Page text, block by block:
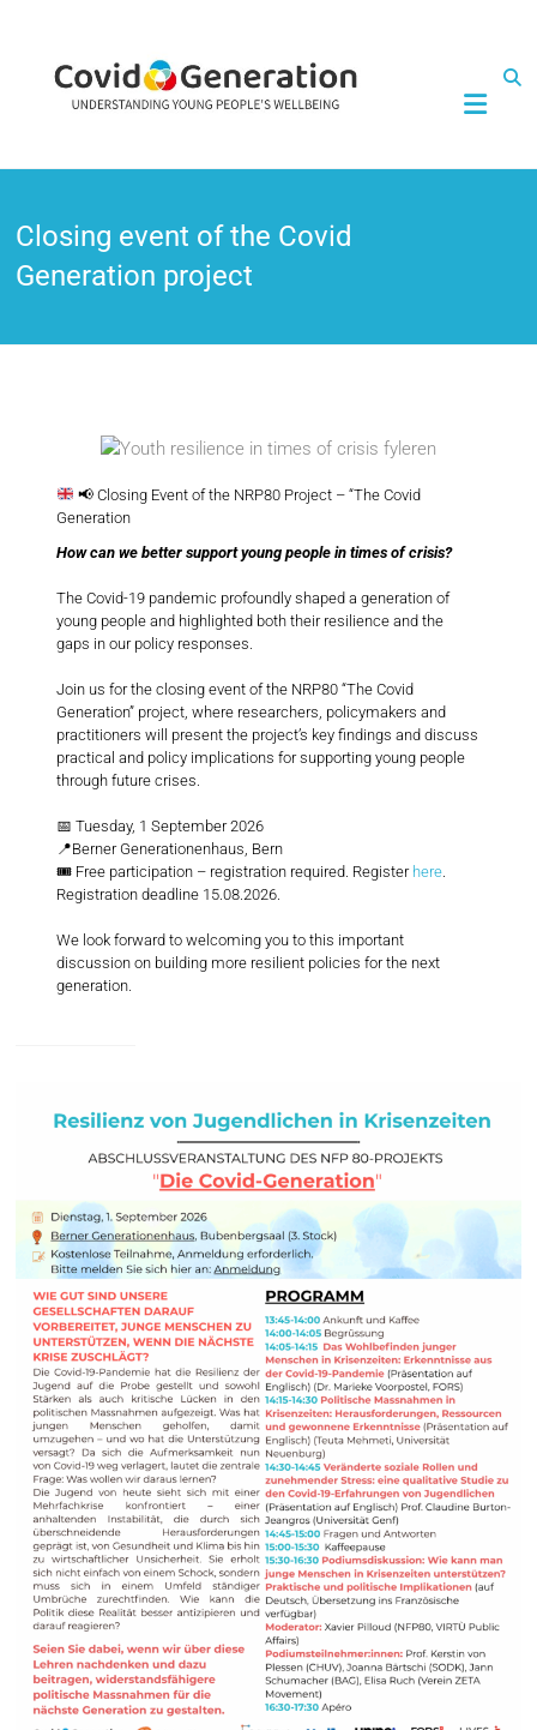
CovidGeneration
Closing event of the Covid
Generation project
📢Closing Event of the NRP80 Project – “The Covid
Generation
How can we better support young people in times of crisis?
The Covid-19 pandemic profoundly shaped a generation of
young people and highlighted both their resilience and the
gaps in our policy responses.
Join us for the closing event of the NRP80 “The Covid
Generation” project, where researchers, policymakers and
practitioners will present the project’s key findings and discuss
practical and policy implications for supporting young people
through future crises.
📅 Tuesday, 1 September 2026
📍Berner Generationenhaus, Bern
🎟️ Free participation – registration required. Register here
Registration deadline 15.08.2026.
We look forward to welcoming you to this important
discussion on building more resilient policies for the next
generation.